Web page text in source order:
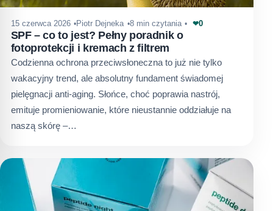
15 czerwca 2026 Piotr Dejneka 8 min czytania ❤0
SPF – co to jest? Pełny poradnik o
fotoprotekcji i kremach z filtrem
Codzienna ochrona przeciwsłoneczna to już nie tylko
wakacyjny trend, ale absolutny fundament świadomej
pielęgnacji anti-aging. Słońce, choć poprawia nastrój,
emituje promieniowanie, które nieustannie oddziałuje na
naszą skórę –…